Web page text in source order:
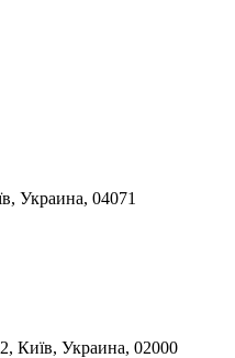
Украина, 04071
Київ, Украина, 02000